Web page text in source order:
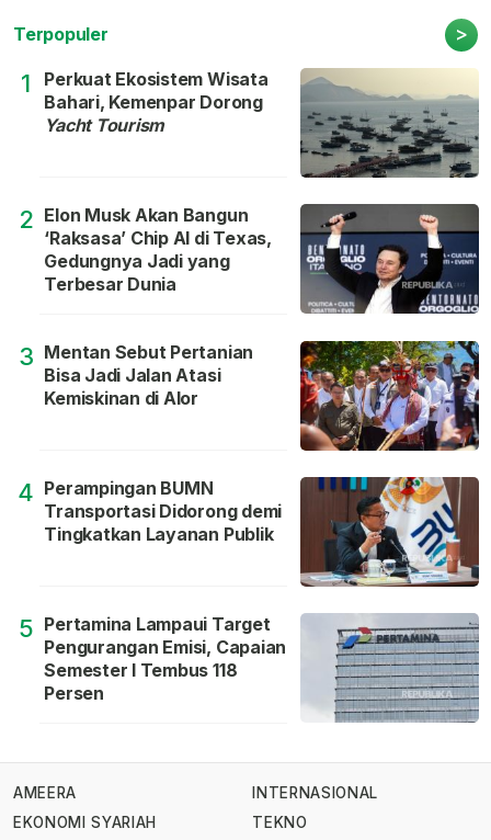
Terpopuler >
1
Perkuat Ekosistem Wisata
Bahari, Kemenpar Dorong
Yacht Tourism
2 Elon Musk Akan Bangun
‘Raksasa’ Chip AI di Texas,
Gedungnya Jadi yang
Terbesar Dunia
3 Mentan Sebut Pertanian
Bisa Jadi Jalan Atasi
Kemiskinan di Alor
4 Perampingan BUMN
Transportasi Didorong demi
Tingkatkan Layanan Publik
5 Pertamina Lampaui Target
Pengurangan Emisi, Capaian
Semester I Tembus 118
Persen
AMEERA
EKONOMI SYARIAH
INTERNASIONAL
TEKNO